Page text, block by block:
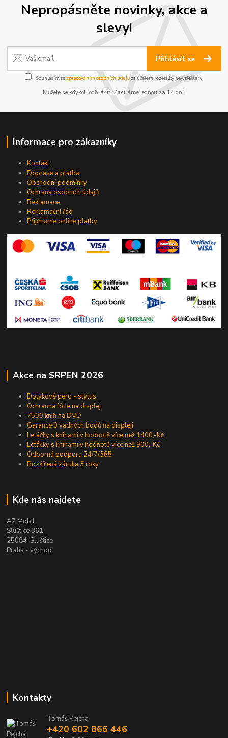
Nepropásněte novinky, akce a
slevy!
Přihlásit se
Souhlasím se zpracováním osobních údajůza účelem rozesílky newsletteru.
Můžete se kdykoli odhlásit. Zasíláme jednou za 14 dní.
Informace pro zákazníky
Kontakt
Doprava a platba
Obchodní podmínky
Ochrana osobních údajů
Reklamace
Reklamační řád
Přijímáme online platby
Akce na SRPEN 2026
Dotykové pero - stylus
Ochranná fólie na displej
7500 knih na DVD
Garance 0 vadných bodů na displeji
Letáčky s knihami v hodnotě více než 1400,-Kč
Letáčky s knihami v hodnotě více než 900,-Kč
Odborná podpora 24/7/365
Rozšířená záruka 3 roky
Kde nás najdete
AZ Mobil
Sluštice 361
25084 Sluštice
Praha - východ
Kontakty
Tomáš Pejcha
+420 602 866 446